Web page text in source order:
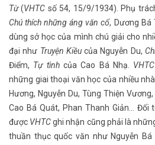
Từ(VHTC số 54, 15/9/1934). Phụ
Chú thích những áng văn cổ, Dương Bá
dùng sở học của mình chú giải cho
đại như Truyện Kiềucủa Nguyễn Du,
Điểm, Tự tìnhcủa Cao Bá Nhạ. VHTC
những giai thoại văn học của nhiều
Hương, Nguyễn Du, Tùng Thiện
Cao Bá Quát, Phan Thanh Giản… Đối
được VHTCghi nhận cũng phải là
thuần thục quốc văn như Nguyễn Bá